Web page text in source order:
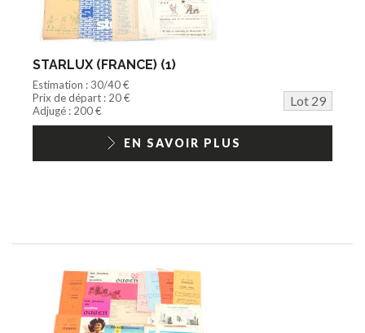
STARLUX (FRANCE) (1)
Estimation : 30/40 €
Prix de départ : 20 €
Lot 29
Adjugé : 200 €
EN SAVOIR PLUS